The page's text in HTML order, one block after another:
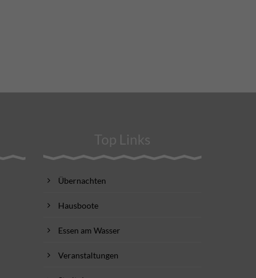
Top Links
Übernachten
Hausboote
Essen am Wasser
Veranstaltungen